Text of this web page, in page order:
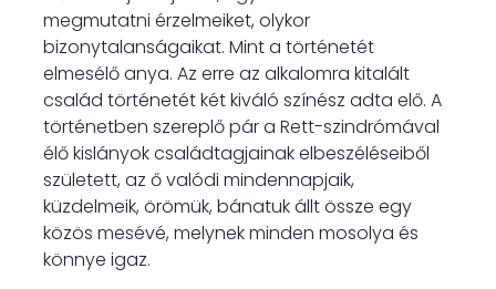
megmutatni érzelmeiket, olykor
bizonytalanságaikat. Mint a történetét
elmesélő anya. Az erre az alkalomra kitalált
család történetét két kiváló színész adta elő. A
történetben szereplő pár a Rett-szindrómával
élő kislányok családtagjainak elbeszéléseiből
született, az ő valódi mindennapjaik,
küzdelmeik, örömük, bánatuk állt össze egy
közös mesévé, melynek minden mosolya és
könnye igaz.